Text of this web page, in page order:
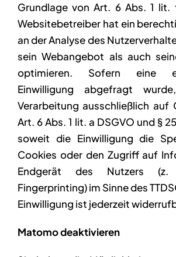
Grundlage von Art. 6 Abs. 1 lit.
Websitebetreiber hat ein
an der Analyse des
sein Webangebot als auch
optimieren. Sofern eine
Einwilligung abgefragt
Verarbeitung ausschließlich auf
Art. 6 Abs. 1 lit. a DSGVO und §
soweit die Einwilligung die
Cookies oder den Zugriff auf
Endgerät des Nutzers
Fingerprinting) im Sinne des
Einwilligung ist jederzeit
Matomo deaktivieren